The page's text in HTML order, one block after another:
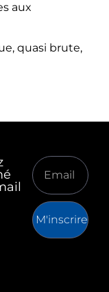
aux
quasi brute,
M'inscrire